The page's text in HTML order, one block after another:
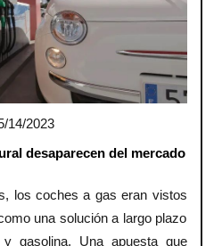
14/2023
desaparecen del mercado
los coches a gas eran vistos
una solución a largo plazo
gasolina. Una apuesta que